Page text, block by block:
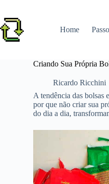
conteúdo
Home
Criando Sua Própria
Ricardo Ricchini
A tendência das bolsas
por que não criar sua
do dia a dia,